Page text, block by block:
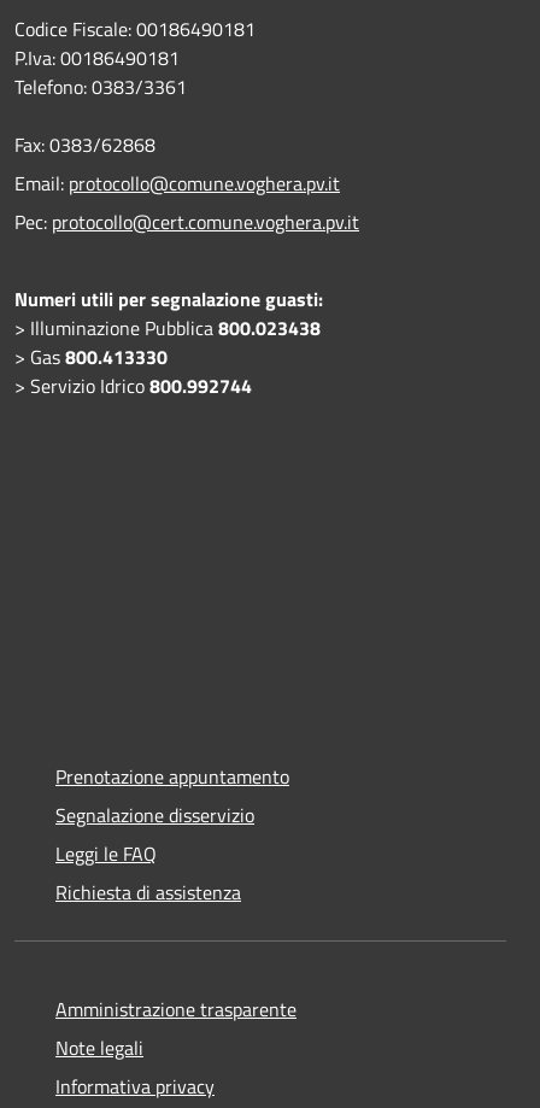
Codice Fiscale: 00186490181
P.Iva: 00186490181
Telefono:0383/3361
Fax:0383/62868
Email: protocollo@comune.voghera.pv.it
Pec: protocollo@cert.comune.voghera.pv.it
Numeri utili per segnalazione guasti:
> Illuminazione Pubblica800.023438
> Gas800.413330
> Servizio Idrico800.992744
Prenotazione appuntamento
Segnalazione disservizio
Leggi le FAQ
Richiesta di assistenza
Amministrazione trasparente
Note legali
Informativa privacy